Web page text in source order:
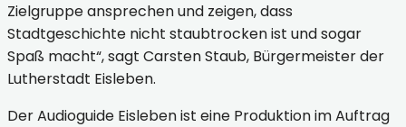
Zielgruppe ansprechen und zeigen, dass
Stadtgeschichte nicht staubtrocken ist und sogar
Spaß macht“, sagt Carsten Staub, Bürgermeister der
Lutherstadt Eisleben.
Der Audioguide Eisleben ist eine Produktion im Auftrag